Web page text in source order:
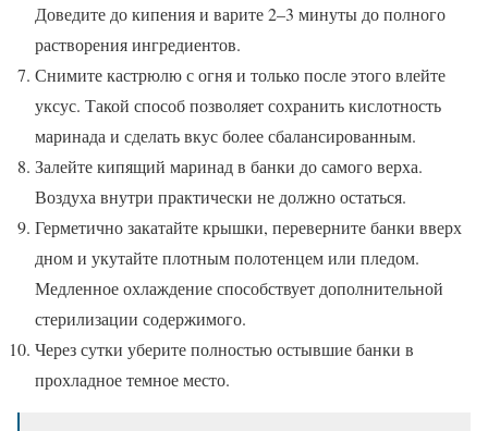
Доведите до кипения и варите 2–3 минуты до полного
растворения ингредиентов.
Снимите кастрюлю с огня и только после этого влейте
уксус. Такой способ позволяет сохранить кислотность
маринада и сделать вкус более сбалансированным.
Залейте кипящий маринад в банки до самого верха.
Воздуха внутри практически не должно остаться.
Герметично закатайте крышки, переверните банки вверх
дном и укутайте плотным полотенцем или пледом.
Медленное охлаждение способствует дополнительной
стерилизации содержимого.
Через сутки уберите полностью остывшие банки в
прохладное темное место.